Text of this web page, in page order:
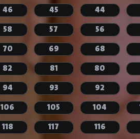
44
45
46
56
57
58
68
69
70
80
81
82
92
93
94
104
105
106
116
117
118